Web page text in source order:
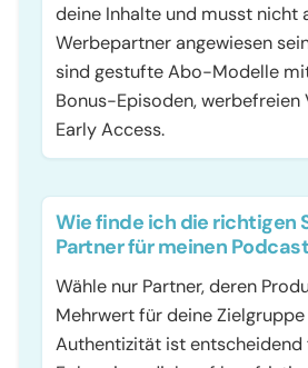
deine Inhalte und musst nicht
Werbepartner angewiesen
sind gestufte Abo-Modelle
Bonus-Episoden, werbefreien
Early Access.
Wie finde ich die richtigen
Partner für meinen
Wähle nur Partner, deren
Mehrwert für deine
Authentizität ist entscheidend